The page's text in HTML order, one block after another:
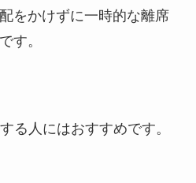
をかけずに一時的な離席
す。
る人にはおすすめです。